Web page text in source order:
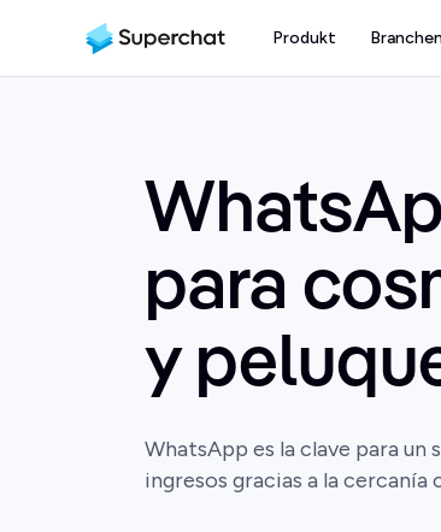
Produkt Branchen
para
y
WhatsApp es la clave para
ingresos gracias a la cercanía